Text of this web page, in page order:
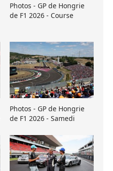
Photos - GP de Hongrie
de F1 2026 - Course
Photos - GP de Hongrie
de F1 2026 - Samedi